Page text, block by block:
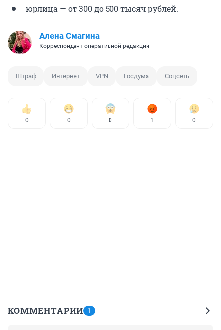
юрлица — от 300 до 500 тысяч рублей.
Алена Смагина
Корреспондент оперативной редакции
Штраф Интернет VPN Госдума Соцсеть
0 0 0 1 0
КОММЕНТАРИИ 1